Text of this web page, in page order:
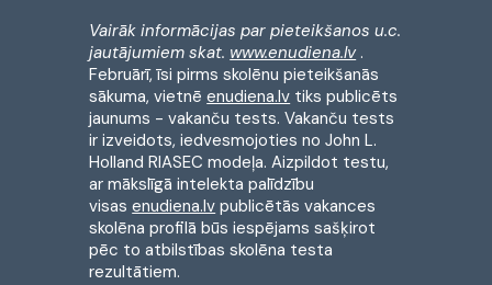
Vairāk informācijas par pieteikšanos u.c.
jautājumiem skat. www.enudiena.lv.
Februārī, īsi pirms skolēnu pieteikšanās
sākuma, vietnēenudiena.lv tiks publicēts
jaunums - vakanču tests. Vakanču tests
ir izveidots, iedvesmojoties no John L.
Holland RIASEC modeļa. Aizpildot testu,
ar mākslīgā intelekta palīdzību
visasenudiena.lv publicētās vakances
skolēna profilā būs iespējams sašķirot
pēc to atbilstības skolēna testa
rezultātiem.